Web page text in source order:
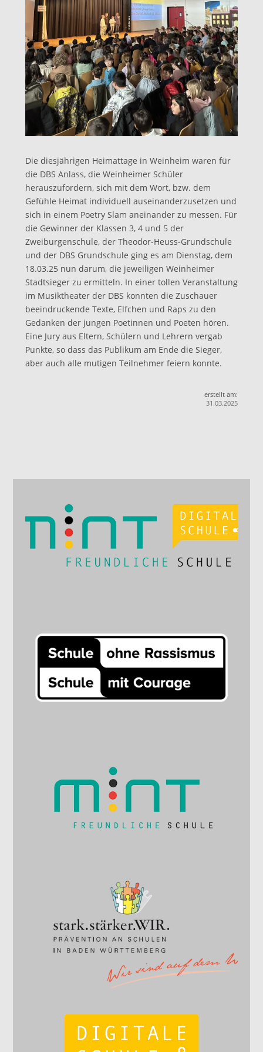
Die diesjährigen Heimattage in Weinheim waren für
die DBS Anlass, die Weinheimer Schüler
herauszufordern, sich mit dem Wort, bzw. dem
Gefühle Heimat individuell auseinanderzusetzen und
sich in einem Poetry Slam aneinander zu messen. Für
die Gewinner der Klassen 3, 4 und 5 der
Zweiburgenschule, der Theodor-Heuss-Grundschule
und der DBS Grundschule ging es am Dienstag, dem
18.03.25 nun darum, die jeweiligen Weinheimer
Stadtsieger zu ermitteln. In einer tollen Veranstaltung
im Musiktheater der DBS konnten die Zuschauer
beeindruckende Texte, Elfchen und Raps zu den
Gedanken der jungen Poetinnen und Poeten hören.
Eine Jury aus Eltern, Schülern und Lehrern vergab
Punkte, so dass das Publikum am Ende die Sieger,
aber auch alle mutigen Teilnehmer feiern konnte.
erstellt am:
31.03.2025